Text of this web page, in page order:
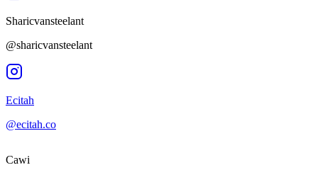
Sharicvansteelant
@sharicvansteelant
Ecitah
@ecitah.co
Cawi